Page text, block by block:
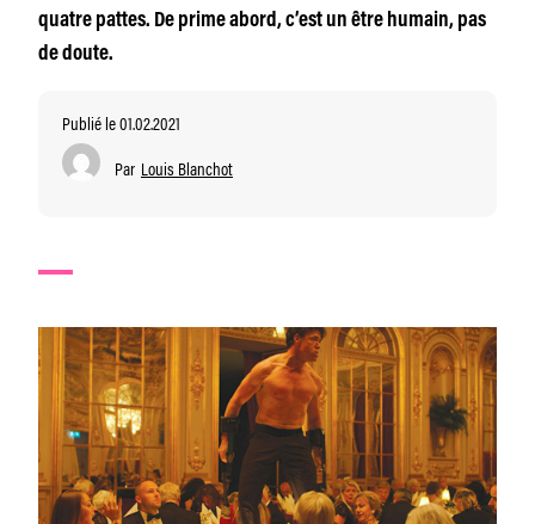
quatre pattes. De prime abord, c’est un être humain, pas
de doute.
Publié le 01.02.2021
Par Louis Blanchot